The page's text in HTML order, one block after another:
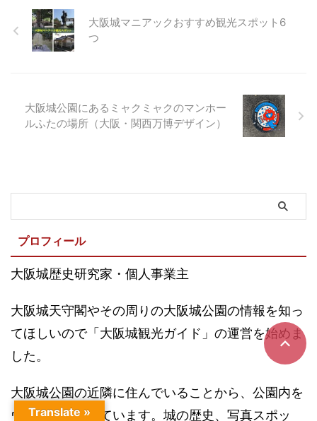
大阪城マニアックおすすめ観光スポット6
つ
大阪城公園にあるミャクミャクのマンホー
ルふたの場所（大阪・関西万博デザイン）
プロフィール
大阪城歴史研究家・個人事業主
大阪城天守閣やその周りの大阪城公園の情報を知っ
てほしいので「大阪城観光ガイド」の運営を始めま
した。
大阪城公園の近隣に住んでいることから、公園内を
ウォーキングしています。城の歴史、写真スポッ
Translate »